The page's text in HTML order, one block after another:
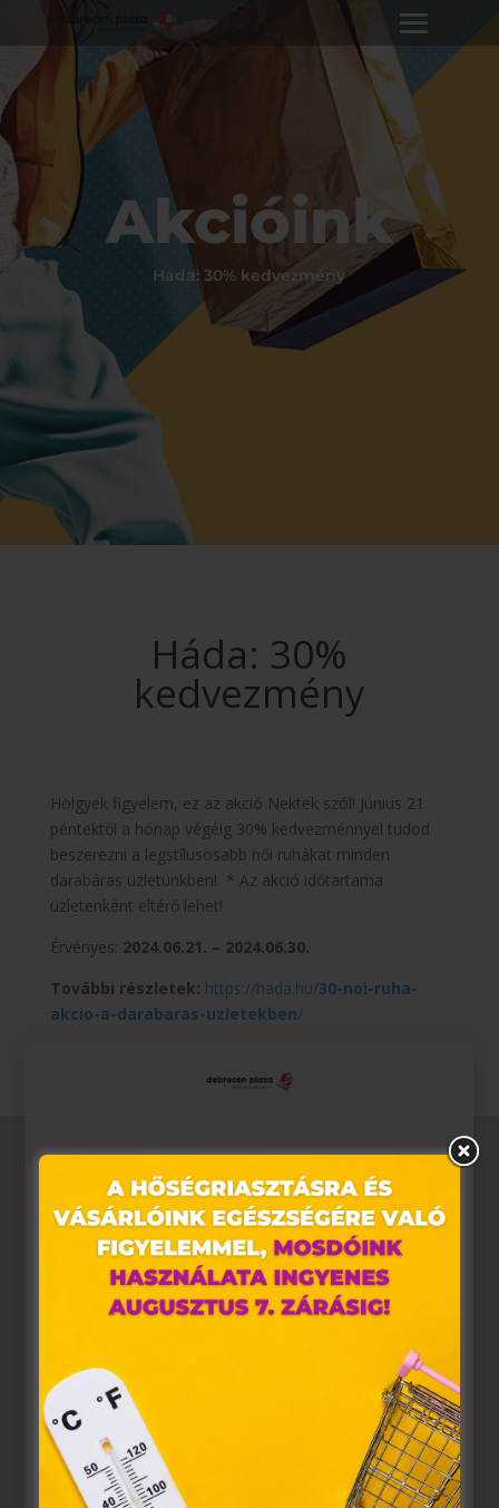
Akcióink
Háda: 30% kedvezmény
Háda: 30%
kedvezmény
Hölgyek figyelem, ez az akció Nektek szól! Június 21.
péntektől a hónap végéig 30% kedvezménnyel tudod
beszerezni a legstílusosabb női ruhákat minden
darabáras üzletünkben! * Az akció időtartama
üzletenként eltérő lehet!
Érvényes: 2024.06.21. – 2024.06.30.
További részletek: https://hada.hu/30-noi-ruha-
akcio-a-darabaras-uzletekben/
Weboldalunkon „cookie"-kat (továbbiakban „süti")
alkalmazunk. Ezek olyan fájlok, melyek információt
tárolnak webes böngészőjében. Ehhez az Ön
hozzájárulása szükséges.
A „sütiket" az elektronikus hírközlésről szóló 2003. évi C.
törvény, az elektronikus kereskedelmi szolgáltatások, az
információs társadalommal összefüggő szolgáltatások
egyes kérdéseiről szóló 2001. évi CVIII. törvény, valamint
az Európai Unió előírásainak megfelelően használjuk.
Azon weblapoknak, melyek az Európai Unió országain
belül működnek, a „sütik" használatához, és ezeknek a
felhasználó számítógépén vagy egyéb eszközén történő
tárolásához a felhasználók hozzájárulását kell kérniük.